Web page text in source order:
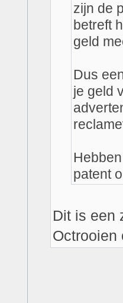
zijn de
betreft
geld
Dus
je geld
patent
Dit is een